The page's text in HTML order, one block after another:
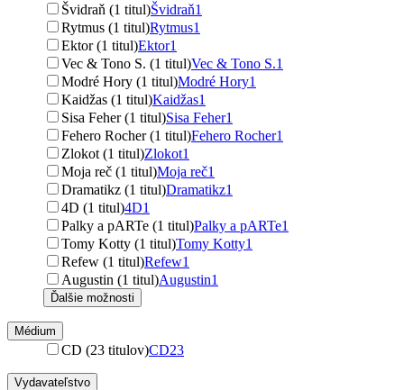
Švidraň (1 titul)Švidraň1
Rytmus (1 titul)Rytmus1
Ektor (1 titul)Ektor1
Vec & Tono S. (1 titul)Vec & Tono S.1
Modré Hory (1 titul)Modré Hory1
Kaidžas (1 titul)Kaidžas1
Sisa Feher (1 titul)Sisa Feher1
Fehero Rocher (1 titul)Fehero Rocher1
Zlokot (1 titul)Zlokot1
Moja reč (1 titul)Moja reč1
Dramatikz (1 titul)Dramatikz1
4D (1 titul)4D1
Palky a pARTe (1 titul)Palky a pARTe1
Tomy Kotty (1 titul)Tomy Kotty1
Refew (1 titul)Refew1
Augustin (1 titul)Augustin1
Ďalšie možnosti
Médium
CD (23 titulov)CD23
Vydavateľstvo